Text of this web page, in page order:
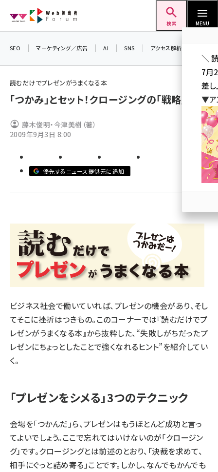
ン
検索 MENU
ai (2804)
note (2312)
llmo (1161)
SEO マーケティング／広告 AI SNS アクセス解析／データ分析
読むだけでプレゼンがうまくなる本
「つかみ」とセット！クロージングの「戦略」
藤木俊明・今津美樹（著）
2009年9月3日 8:00
優先するニュース提供元に追加
ビジネス社会で働いていれば、プレゼンの機会があり、そし
てそこに挫折はつきもの。このコーナーでは『読むだけでプ
レゼンがうまくなる本』から抜粋した、“失敗しがちだったプ
レゼンにちょっとしたことで強くなれるヒント”を紹介してい
く。
「プレゼンをシメる」3つのテクニック
会場を「つかんだ」ら、プレゼンはもうほとんど成功と言っ
てよいでしょう。ここで忘れてはいけないのが「クロージン
グ」です。クロージングとは前述のとおり、「決裁を求めて、
相手にぐっと詰め寄る」ことです。しかし、なんでもかんでも
＼
7月
差し
▼ア